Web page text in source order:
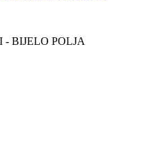
- BIJELO POLJA